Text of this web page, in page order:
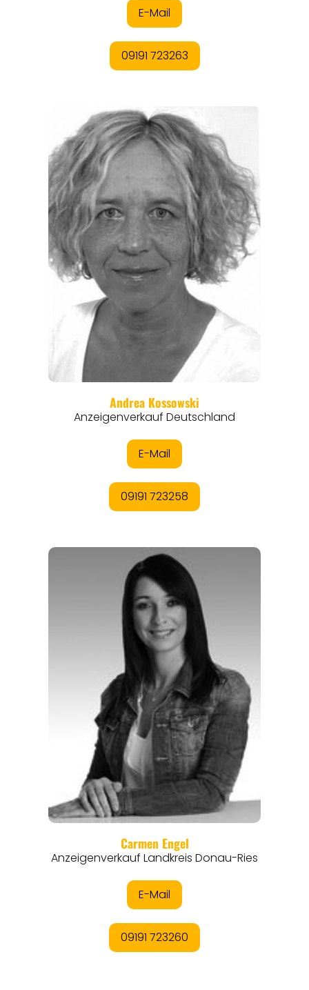
REGIONEN
ORTE
REISEFÜHRER
REISEMAGAZINE
THEMEN
ANGEBOTE